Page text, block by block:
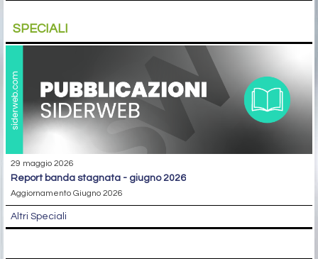
SPECIALI
29 maggio 2026
report banda stagnata - giugno 2026
Aggiornamento Giugno 2026
Altri Speciali